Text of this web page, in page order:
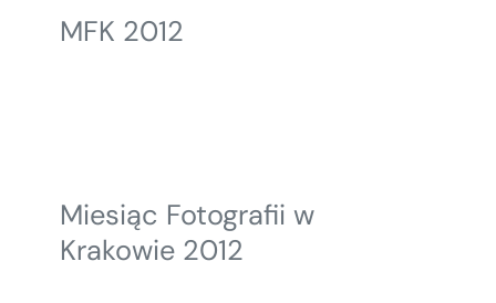
MFK 2012
Miesiąc Fotografii w
Krakowie 2012